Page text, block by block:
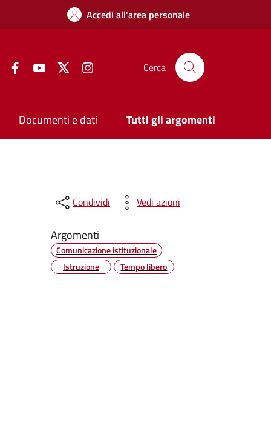
Accedi all'area personale
FacebookYouTube Twitter Cerca
Documenti e dati Tutti gli argomenti
Condividi Vedi azioni
Argomenti
Comunicazione istituzionale
Istruzione
Tempo libero